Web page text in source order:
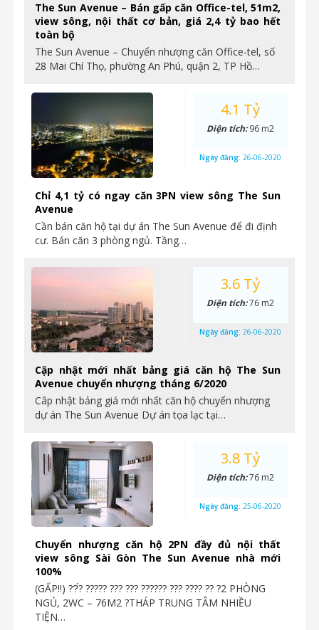
The Sun Avenue – Bán gấp căn Office-tel, 51m2,
view sông, nội thất cơ bản, giá 2,4 tỷ bao hết
toàn bộ
The Sun Avenue – Chuyển nhượng căn Office-tel, số
28 Mai Chí Thọ, phường An Phú, quận 2, TP Hồ…
Chỉ 4,1 tỷ có ngay căn 3PN view sông The Sun
Avenue
Cần bán căn hộ tại dự án The Sun Avenue để đi định
cư. Bán căn 3 phòng ngủ. Tầng…
4.1 Tỷ
Diện tích:96 m2
Ngày đăng: 26-06-2020
Cập nhật mới nhất bảng giá căn hộ The Sun
Avenue chuyển nhượng tháng 6/2020
Câp nhật bảng giá mới nhất căn hộ chuyển nhượng
dự án The Sun Avenue Dự án tọa lạc tại…
3.6 Tỷ
Diện tích:76 m2
Ngày đăng: 26-06-2020
Chuyển nhượng căn hộ 2PN đầy đủ nội thất
view sông Sài Gòn The Sun Avenue nhà mới
100%
(GẤP‼️) ??́? ????? ??? ??? ?????? ??? ???? ?? ?2 PHÒNG
NGỦ, 2WC – 76M2 ?THÁP TRUNG TÂM NHIỀU
TIỆN…
3.8 Tỷ
Diện tích:76 m2
Ngày đăng: 25-06-2020